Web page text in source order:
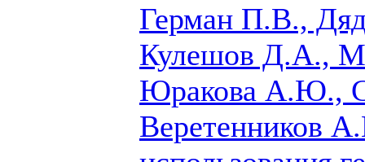
Герман П.В.,
Кулешов Д.А.,
Юракова А.Ю.,
Веретенников